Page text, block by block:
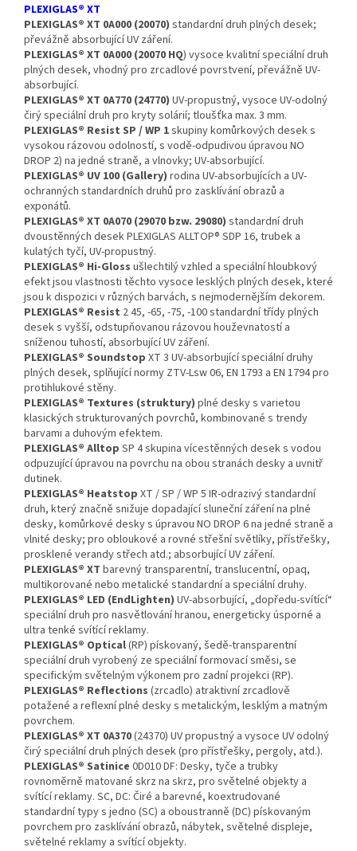
PLEXIGLAS® XT
PLEXIGLAS® XT 0A000 (20070) standardní druh plných desek;
převážně absorbující UV záření.
PLEXIGLAS® XT 0A000 (20070 HQ) vysoce kvalitní speciální druh
plných desek, vhodný pro zrcadlové povrstvení, převážně UV-
absorbující.
PLEXIGLAS® XT 0A770 (24770) UV-propustný, vysoce UV-odolný
čirý speciální druh pro kryty solárií; tloušťka max. 3 mm.
PLEXIGLAS® Resist SP / WP 1skupiny komůrkových desek s
vysokou rázovou odolností, s vodě-odpudivou úpravou NO
DROP 2) na jedné straně, a vlnovky; UV-absorbující.
PLEXIGLAS® UV 100 (Gallery) rodina UV-absorbujících a UV-
ochranných standardních druhů pro zasklívání obrazů a
exponátů.
PLEXIGLAS® XT 0A070 (29070 bzw. 29080) standardní druh
dvoustěnných desek PLEXIGLAS ALLTOP® SDP 16, trubek a
kulatých tyčí, UV-propustný.
PLEXIGLAS® Hi-Gloss ušlechtilý vzhled a speciální hloubkový
efekt jsou vlastnosti těchto vysoce lesklých plných desek, které
jsou k dispozici v různých barvách, s nejmodernějším dekorem.
PLEXIGLAS® Resist 2 45, -65, -75, -100 standardní třídy plných
desek s vyšší, odstupňovanou rázovou houževnatostí a
sníženou tuhostí, absorbující UV záření.
PLEXIGLAS® Soundstop XT 3 UV-absorbující speciální druhy
plných desek, splňující normy ZTV-Lsw 06, EN 1793 a EN 1794 pro
protihlukové stěny.
PLEXIGLAS® Textures (struktury) plné desky s varietou
klasických strukturovaných povrchů, kombinované s trendy
barvami a duhovým efektem.
PLEXIGLAS® Alltop SP 4 skupina vícestěnných desek s vodou
odpuzující úpravou na povrchu na obou stranách desky a uvnitř
dutinek.
PLEXIGLAS® Heatstop XT / SP / WP 5 IR-odrazivý standardní
druh, který značně snižuje dopadající sluneční záření na plné
desky, komůrkové desky s úpravou NO DROP 6 na jedné straně a
vlnité desky; pro obloukové a rovné střešní světlíky, přístřešky,
prosklené verandy střech atd.; absorbující UV záření.
PLEXIGLAS® XT barevný transparentní, translucentní, opaq,
multikorované nebo metalické standardní a speciální druhy.
PLEXIGLAS® LED (EndLighten) UV-absorbující, „dopředu-svítící“
speciální druh pro nasvětlování hranou, energeticky úsporné a
ultra tenké svítící reklamy.
PLEXIGLAS® Optical(RP) pískovaný, šedě-transparentní
speciální druh vyrobený ze speciální formovací směsi, se
specifickým světelným výkonem pro zadní projekci (RP).
PLEXIGLAS® Reflections (zrcadlo) atraktivní zrcadlově
potažené a reflexní plné desky s metalickým, lesklým a matným
povrchem.
PLEXIGLAS® XT 0A370(24370) UV propustný a vysoce UV odolný
čirý speciální druh plných desek (pro přístřešky, pergoly, atd.).
PLEXIGLAS® Satinice 0D010 DF: Desky, tyče a trubky
rovnoměrně matované skrz na skrz, pro světelné objekty a
svítící reklamy. SC, DC: Čiré a barevné, koextrudované
standardní typy s jedno (SC) a oboustranně (DC) pískovaným
povrchem pro zasklívání obrazů, nábytek, světelné displeje,
světelné reklamy a svítící objekty.